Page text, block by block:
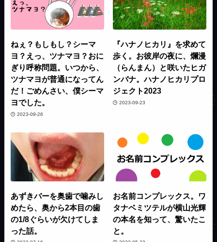
ねぇ？もしもし？シーマ
ヨ？えっ、ツナマヨ？おに
ぎり呼称問題。いつから、
ツナマヨが普通になってん
だ！ごめんさい、僕シーマ
ヨでした。
2023-09-26
『ハナノヒカリ』を求めて
歩く。お彼岸の夜に、爛漫
（らんまん）と咲いたヒガ
ンバナ。ハナノヒカリプロ
ジェクト2023
2023-09-23
あずきバーを奥歯で噛みし
めたら、奥から2本目の歯
の1/8ぐらいが欠けてしま
った話。
お名前コンプレックス。ワ
タナベミツテルが横山光輝
の本名を知って、驚いたこ
と。